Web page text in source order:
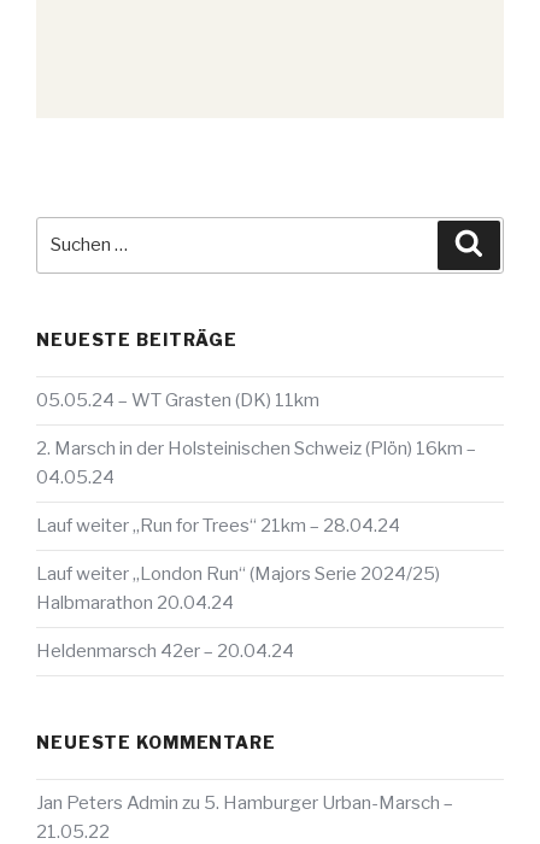
NEUESTE BEITRÄGE
05.05.24 – WT Grasten (DK) 11km
2. Marsch in der Holsteinischen Schweiz (Plön) 16km –
04.05.24
Lauf weiter „Run for Trees“ 21km – 28.04.24
Lauf weiter „London Run“ (Majors Serie 2024/25)
Halbmarathon 20.04.24
Heldenmarsch 42er – 20.04.24
NEUESTE KOMMENTARE
Jan Peters Admin zu 5. Hamburger Urban-Marsch –
21.05.22